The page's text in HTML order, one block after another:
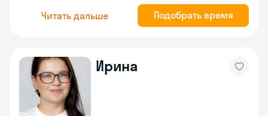
Читать дальше Подобрать время
Ирина